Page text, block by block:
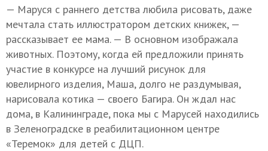
— Маруся с раннего детства любила рисовать, даже
мечтала стать иллюстратором детских книжек, —
рассказывает ее мама. — В основном изображала
животных. Поэтому, когда ей предложили принять
участие в конкурсе на лучший рисунок для
ювелирного изделия, Маша, долго не раздумывая,
нарисовала котика — своего Багира. Он ждал нас
дома, в Калининграде, пока мы с Марусей находились
в Зеленоградске в реабилитационном центре
«Теремок» для детей с ДЦП.